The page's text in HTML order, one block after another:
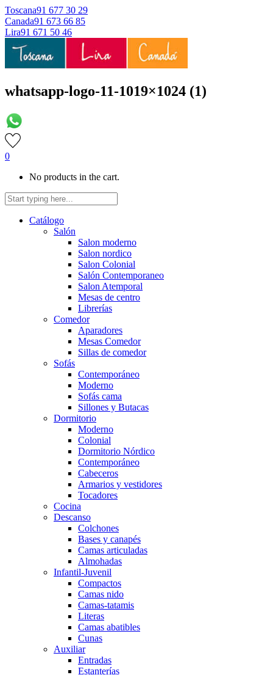
Toscana91 677 30 29
Canada91 673 66 85
Lira91 671 50 46
whatsapp-logo-11-1019×1024 (1)
0
No products in the cart.
Catálogo
Salón
Salon moderno
Salon nordico
Salon Colonial
Salón Contemporaneo
Salon Atemporal
Mesas de centro
Librerías
Comedor
Aparadores
Mesas Comedor
Sillas de comedor
Sofás
Contemporáneo
Moderno
Sofás cama
Sillones y Butacas
Dormitorio
Moderno
Colonial
Dormitorio Nórdico
Contemporáneo
Cabeceros
Armarios y vestidores
Tocadores
Cocina
Descanso
Colchones
Bases y canapés
Camas articuladas
Almohadas
Infantil-Juvenil
Compactos
Camas nido
Camas-tatamis
Literas
Camas abatibles
Cunas
Auxiliar
Entradas
Estanterías